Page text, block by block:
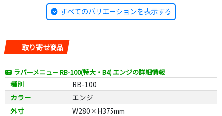
すべてのバリエーションを表示する
取り寄せ商品
ラバーメニュー RB-100(特大・B4) エンジの詳細情報
種別
RB-100
カラー
エンジ
外寸
W280×H375mm